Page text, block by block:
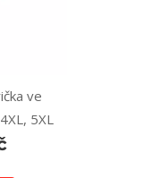
ve
5XL